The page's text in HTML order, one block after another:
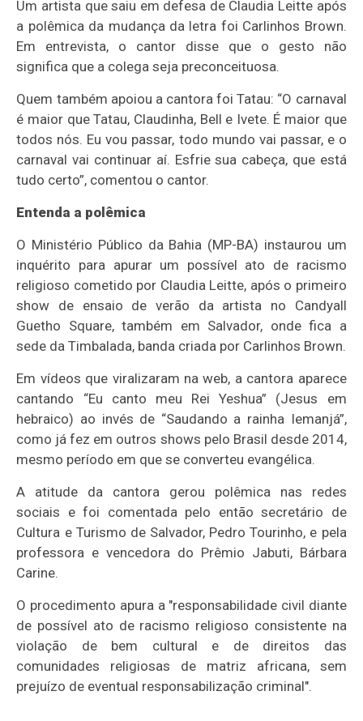
Um artista que saiu em defesa de Claudia Leitte após
a polêmica da mudança da letra foi Carlinhos Brown.
Em entrevista, o cantor disse que o gesto não
significa que a colega seja preconceituosa.
Quem também apoiou a cantora foi Tatau: “O carnaval
é maior que Tatau, Claudinha, Bell e Ivete. É maior que
todos nós. Eu vou passar, todo mundo vai passar, e o
carnaval vai continuar aí. Esfrie sua cabeça, que está
tudo certo”, comentou o cantor.
Entenda a polêmica
O Ministério Público da Bahia (MP-BA) instaurou um
inquérito para apurar um possível ato de racismo
religioso cometido por Claudia Leitte, após o primeiro
show de ensaio de verão da artista no Candyall
Guetho Square, também em Salvador, onde fica a
sede da Timbalada, banda criada por Carlinhos Brown.
Em vídeos que viralizaram na web, a cantora aparece
cantando “Eu canto meu Rei Yeshua” (Jesus em
hebraico) ao invés de “Saudando a rainha Iemanjá”,
como já fez em outros shows pelo Brasil desde 2014,
mesmo período em que se converteu evangélica.
A atitude da cantora gerou polêmica nas redes
sociais e foi comentada pelo então secretário de
Cultura e Turismo de Salvador, Pedro Tourinho, e pela
professora e vencedora do Prêmio Jabuti, Bárbara
Carine.
O procedimento apura a "responsabilidade civil diante
de possível ato de racismo religioso consistente na
violação de bem cultural e de direitos das
comunidades religiosas de matriz africana, sem
prejuízo de eventual responsabilização criminal".